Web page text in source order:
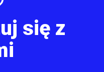
się z